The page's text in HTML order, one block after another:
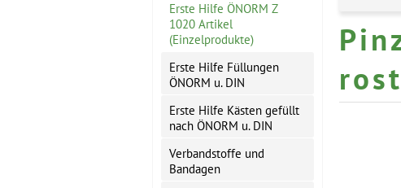
Erste Hilfe ÖNORM Z
1020 Artikel
(Einzelprodukte)
Erste Hilfe Füllungen
ÖNORM u. DIN
Erste Hilfe Kästen gefüllt
nach ÖNORM u. DIN
Verbandstoffe und
Bandagen